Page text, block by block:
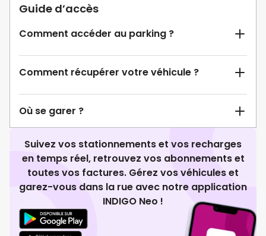
Guide d’accès
Comment accéder au parking ?
Comment récupérer votre véhicule ?
Où se garer ?
Suivez vos stationnements et vos recharges
en temps réel, retrouvez vos abonnements et
toutes vos factures. Gérez vos véhicules et
garez-vous dans la rue avec notre application
INDIGO Neo !